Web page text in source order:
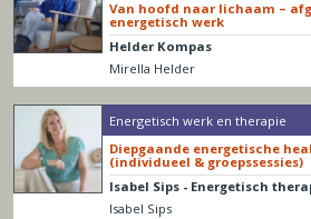
Van hoofd naar lichaam –
energetisch werk
Helder Kompas
Mirella Helder
Energetisch werk en therapie
Diepgaande energetische
(individueel & groepssessies)
Isabel Sips - Energetisch
Isabel Sips